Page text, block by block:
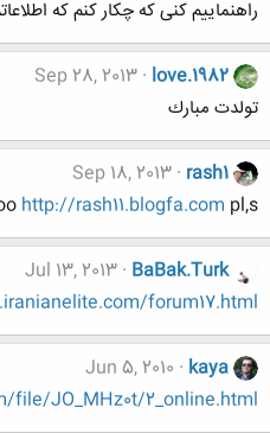
راهنماییم کنی که چکار کنم که
love.1982
Sep 28, 2013
تولدت مبارك
rash1
Sep 18, 2013
http://rash11.blogfa.com pl,s
BaBak.Turk
Jul 13, 2013
forum17.html
kaya
Jun 5, 2010
file/JO_MHz0t/2_online.html